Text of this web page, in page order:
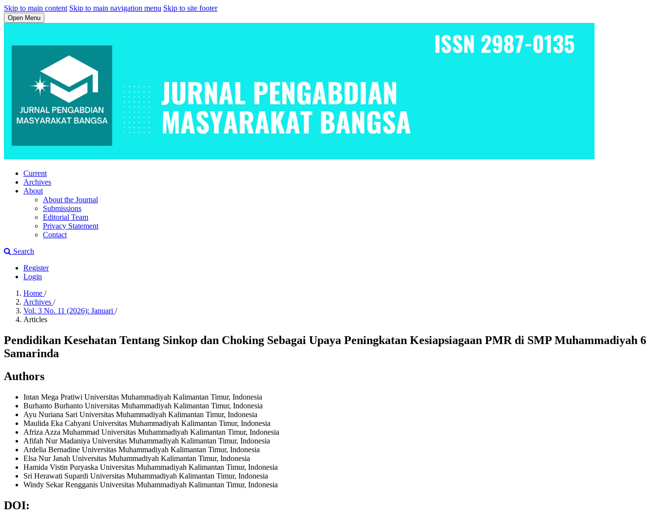
Skip to main content Skip to main navigation menu Skip to site footer
Open Menu
Current
Archives
About
About the Journal
Submissions
Editorial Team
Privacy Statement
Contact
Search
Register
Login
Home /
Archives /
Vol. 3 No. 11 (2026): Januari /
Articles
Pendidikan Kesehatan Tentang Sinkop dan Choking Sebagai Upaya Peningkatan Kesiapsiagaan PMR di SMP Muhammadiyah 6
Samarinda
Authors
Intan Mega Pratiwi Universitas Muhammadiyah Kalimantan Timur, Indonesia
Burhanto Burhanto Universitas Muhammadiyah Kalimantan Timur, Indonesia
Ayu Nuriana Sari Universitas Muhammadiyah Kalimantan Timur, Indonesia
Maulida Eka Cahyani Universitas Muhammadiyah Kalimantan Timur, Indonesia
Afriza Azza Muhammad Universitas Muhammadiyah Kalimantan Timur, Indonesia
Afifah Nur Madaniya Universitas Muhammadiyah Kalimantan Timur, Indonesia
Ardelia Bernadine Universitas Muhammadiyah Kalimantan Timur, Indonesia
Elsa Nur Janah Universitas Muhammadiyah Kalimantan Timur, Indonesia
Hamida Vistin Puryaska Universitas Muhammadiyah Kalimantan Timur, Indonesia
Sri Herawati Supardi Universitas Muhammadiyah Kalimantan Timur, Indonesia
Windy Sekar Rengganis Universitas Muhammadiyah Kalimantan Timur, Indonesia
DOI: